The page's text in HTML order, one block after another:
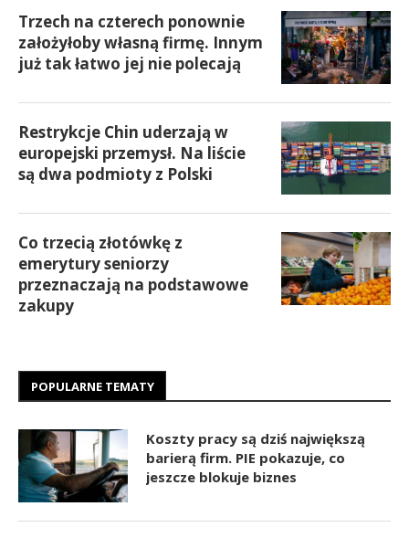
Trzech na czterech ponownie
założyłoby własną firmę. Innym
już tak łatwo jej nie polecają
Restrykcje Chin uderzają w
europejski przemysł. Na liście
są dwa podmioty z Polski
Co trzecią złotówkę z
emerytury seniorzy
przeznaczają na podstawowe
zakupy
POPULARNE TEMATY
Koszty pracy są dziś największą
barierą firm. PIE pokazuje, co
jeszcze blokuje biznes